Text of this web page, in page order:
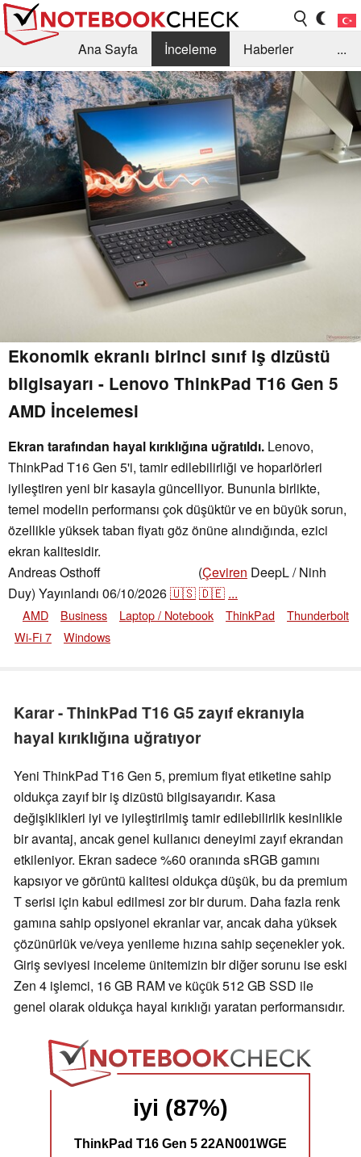
Ana Sayfa İnceleme
Haberler
Öneri /SSS
Kütüphane
Satın Alma Rehberi
Arama
İletişim
...
Ekonomik ekranlı birinci sınıf iş dizüstü
bilgisayarı - Lenovo ThinkPad T16 Gen 5
AMD İncelemesi
Ekran tarafından hayal kırıklığına uğratıldı. Lenovo,
ThinkPad T16 Gen 5'i, tamir edilebilirliği ve hoparlörleri
iyileştiren yeni bir kasayla güncelliyor. Bununla birlikte,
temel modelin performansı çok düşüktür ve en büyük sorun,
özellikle yüksek taban fiyatı göz önüne alındığında, ezici
ekran kalitesidir.
Andreas Osthoff
(Çeviren DeepL / Ninh
Duy) Yayınlandı 06/10/2026🇺🇸🇩🇪 ...
AMD Business Laptop / Notebook ThinkPad
Thunderbolt
Wi-Fi 7
Windows
Karar - ThinkPad T16 G5 zayıf ekranıyla
hayal kırıklığına uğratıyor
Yeni ThinkPad T16 Gen 5, premium fiyat etiketine sahip
oldukça zayıf bir iş dizüstü bilgisayarıdır. Kasa
değişiklikleri iyi ve iyileştirilmiş tamir edilebilirlik kesinlikle
bir avantaj, ancak genel kullanıcı deneyimi zayıf ekrandan
etkileniyor. Ekran sadece %60 oranında sRGB gamını
kapsıyor ve görüntü kalitesi oldukça düşük, bu da premium
T serisi için kabul edilmesi zor bir durum. Daha fazla renk
gamına sahip opsiyonel ekranlar var, ancak daha yüksek
çözünürlük ve/veya yenileme hızına sahip seçenekler yok.
Giriş seviyesi inceleme ünitemizin bir diğer sorunu ise eski
Zen 4 işlemci, 16 GB RAM ve küçük 512 GB SSD ile
genel olarak oldukça hayal kırıklığı yaratan performansıdır.
iyi (87%)
ThinkPad T16 Gen 5 22AN001WGE